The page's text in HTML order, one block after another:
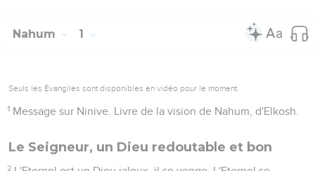
Nahum 1
Seuls les Évangiles sont disponibles en vidéo pour le moment.
1 Message sur Ninive. Livre de la vision de Nahum, d'Elkosh.
Le Seigneur, un Dieu redoutable et bon
2